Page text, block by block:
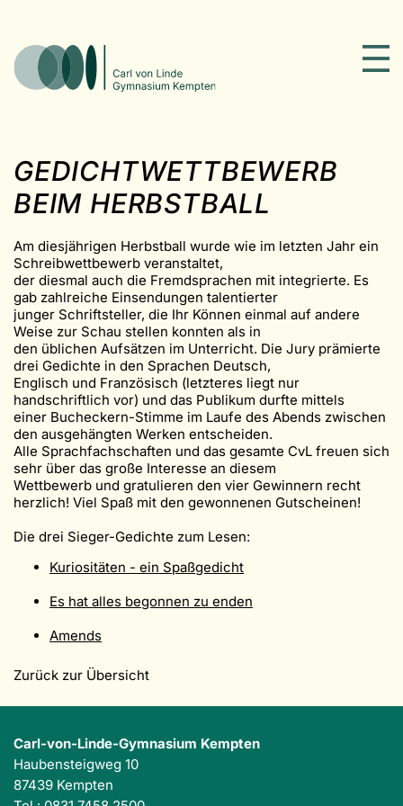
GEDICHTWETTBEWERB
BEIM HERBSTBALL
Am diesjährigen Herbstball wurde wie im letzten Jahr ein
Schreibwettbewerb veranstaltet,
der diesmal auch die Fremdsprachen mit integrierte. Es
gab zahlreiche Einsendungen talentierter
junger Schriftsteller, die Ihr Können einmal auf andere
Weise zur Schau stellen konnten als in
den üblichen Aufsätzen im Unterricht. Die Jury prämierte
drei Gedichte in den Sprachen Deutsch,
Englisch und Französisch (letzteres liegt nur
handschriftlich vor) und das Publikum durfte mittels
einer Bucheckern-Stimme im Laufe des Abends zwischen
den ausgehängten Werken entscheiden.
Alle Sprachfachschaften und das gesamte CvL freuen sich
sehr über das große Interesse an diesem
Wettbewerb und gratulieren den vier Gewinnern recht
herzlich! Viel Spaß mit den gewonnenen Gutscheinen!
Die drei Sieger-Gedichte zum Lesen:
Kuriositäten - ein Spaßgedicht
Es hat alles begonnen zu enden
Amends
Zurück zur Übersicht
Carl-von-Linde-Gymnasium Kempten
Haubensteigweg 10
87439 Kempten